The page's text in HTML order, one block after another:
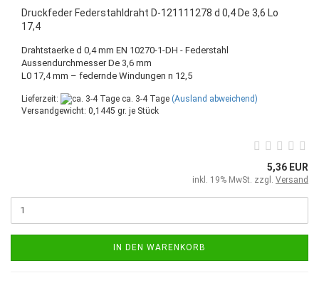
Druckfeder Federstahldraht D-121111278 d 0,4 De 3,6 Lo
17,4
Drahtstaerke d 0,4 mm EN 10270-1-DH - Federstahl
Aussendurchmesser De 3,6 mm
L0 17,4 mm – federnde Windungen n 12,5
Lieferzeit: ca. 3-4 Tage (Ausland abweichend)
Versandgewicht: 0,1445 gr. je Stück
5,36 EUR
inkl. 19% MwSt. zzgl. Versand
IN DEN WARENKORB